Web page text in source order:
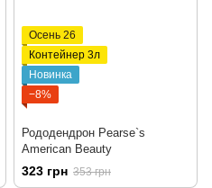
Осень 26
Контейнер 3л
Новинка
−8%
Рододендрон Pearse`s
American Beauty
323 грн 353 грн